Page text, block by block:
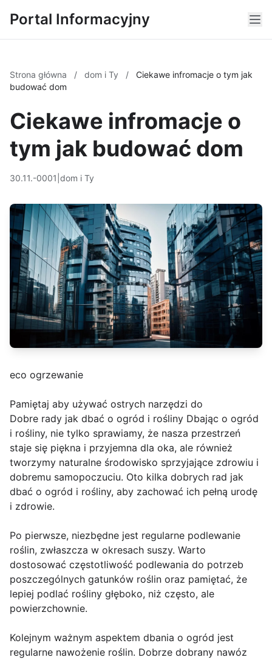
Portal Informacyjny
Strona główna / dom i Ty /
Ciekawe infromacje o tym jak
budować dom
Ciekawe infromacje o
tym jak budować dom
30.11.-0001 dom i Ty
eco ogrzewanie
Pamiętaj aby używać ostrych narzędzi do
Dobre rady jak dbać o ogród i rośliny Dbając o ogród
i rośliny, nie tylko sprawiamy, że nasza przestrzeń
staje się piękna i przyjemna dla oka, ale również
tworzymy naturalne środowisko sprzyjające zdrowiu i
dobremu samopoczuciu. Oto kilka dobrych rad jak
dbać o ogród i rośliny, aby zachować ich pełną urodę
i zdrowie.
Po pierwsze, niezbędne jest regularne podlewanie
roślin, zwłaszcza w okresach suszy. Warto
dostosować częstotliwość podlewania do potrzeb
poszczególnych gatunków roślin oraz pamiętać, że
lepiej podlać rośliny głęboko, niż często, ale
powierzchownie.
Kolejnym ważnym aspektem dbania o ogród jest
regularne nawożenie roślin. Dobrze dobrany nawóz